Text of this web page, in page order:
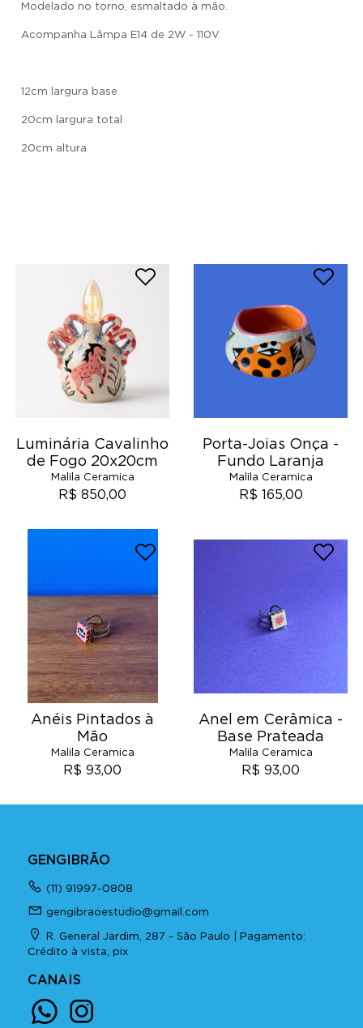
Modelado no torno, esmaltado à mão.
Acompanha Lâmpa E14 de 2W - 110V
12cm largura base
20cm largura total
20cm altura
Luminária Cavalinho
de Fogo 20x20cm
Malila Ceramica
R$ 850,00
Porta-Joias Onça -
Fundo Laranja
Malila Ceramica
R$ 165,00
Anéis Pintados à
Mão
Malila Ceramica
R$ 93,00
Anel em Cerâmica -
Base Prateada
Malila Ceramica
R$ 93,00
GENGIBRÃO
(11) 91997-0808
gengibraoestudio@gmail.com
R. General Jardim, 287 - São Paulo | Pagamento:
Crédito à vista, pix
CANAIS